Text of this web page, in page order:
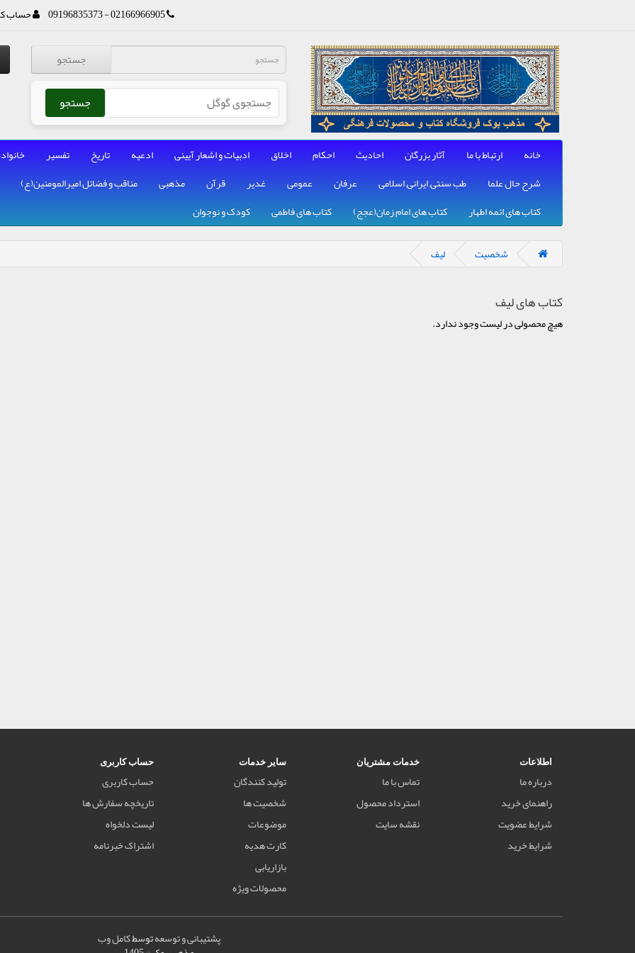
02166966905 - 09196835373 حساب
جستجو
جستجو
خانه ارتباط با ما آثار بزرگان احادیث احکام اخلاق ادبیات و اشعار آیینی ادعیه تاریخ تفسیر
شرح حال علما
طب سنتی, ایرانی, اسلامی عرفان عمومی غدیر قرآن مذهبی مناقب و فضائل امیرالمومنین(ع)
کتاب های ائمه اطهار
کتاب های امام زمان(عجج) کتاب های فاطمی کودک و نوجوان
شخصیت لیف
کتاب های لیف
هیچ محصولی در لیست وجود ندارد.
اطلاعات
درباره ما
راهنمای خرید
شرایط عضویت
شرایط خرید
خدمات مشتریان
تماس با ما
استرداد محصول
نقشه سایت
سایر خدمات
تولید کنندگان
شخصیت ها
موضوعات
کارت هدیه
بازاریابی
محصولات ویژه
حساب کاربری
حساب کاربری
تاریخچه سفارش ها
لیست دلخواه
اشتراک خبرنامه
پشتیبانی و توسعهتوسطکامل وب